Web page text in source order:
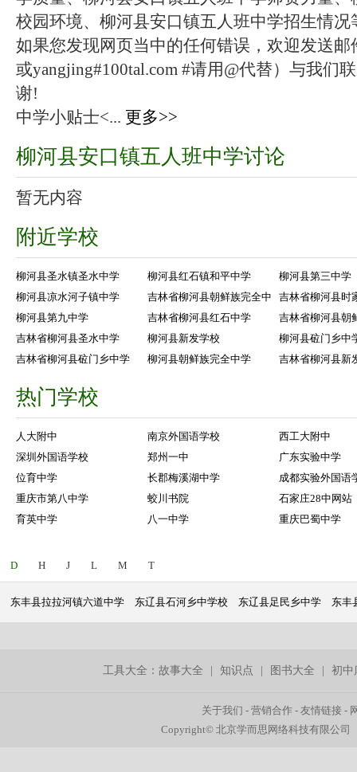
校园环境、柳河县安口镇五人班中学招生情况
如果您发现网页当中的任何错误，欢迎发送邮
或yangjing#100tal.com #请用@代替）与我们
谢!
中学小贴士<... 更多>>
柳河县安口镇五人班中学讨论
暂无内容
附近学校
柳河县圣水镇圣水中学 柳河县红石镇和平中学
柳河县第三中学
柳河县凉水河子镇中学
吉林省柳河县朝鲜族完全中
吉林省柳河县时
柳河县第九中学
吉林省柳河县红石中学
吉林省柳河县朝
吉林省柳河县圣水中学
柳河县新发学校
柳河县砬门乡中
吉林省柳河县砬门乡中学
柳河县朝鲜族完全中学 吉林省柳河县新
热门学校
人大附中 南京外国语学校
西工大附中
深圳外国语学校
郑州一中
广东实验中学
位育中学
长郡梅溪湖中学
成都实验外国语
重庆市第八中学
蛟川书院
石家庄28中网站
育英中学
八一中学 重庆巴蜀中学
D H J L M T
东丰县拉拉河镇六道中学 东辽县石河乡中学校 东辽县足民乡中学 东丰
工具大全：故事大全 |知识点 图书大全 |初中
关于我们 -营销合作 -友情链接 -
Copyright© 北京学而思网络科技有限公司